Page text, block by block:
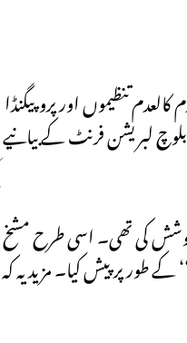
تنظیموں اور پروپیگنڈا
لبریشن فرنٹ کے بیانیے
کوشش کی تھی۔ اسی طرح مشخ
طور پر پیش کیا۔ مزید یہ کہ